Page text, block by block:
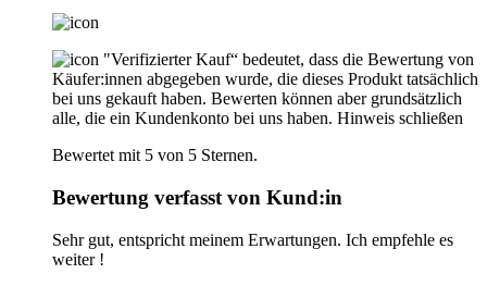
"Verifizierter Kauf“ bedeutet, dass die Bewertung von
Käufer:innen abgegeben wurde, die dieses Produkt tatsächlich
bei uns gekauft haben. Bewerten können aber grundsätzlich
alle, die ein Kundenkonto bei uns haben. Hinweis schließen
Bewertet mit 5 von 5 Sternen.
Bewertung verfasst von Kund:in
Sehr gut, entspricht meinem Erwartungen. Ich empfehle es
weiter !